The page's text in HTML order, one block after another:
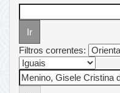
Filtros correntes: